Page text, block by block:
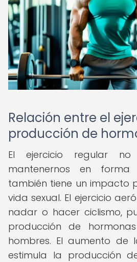
Relación entre el
producción de
El ejercicio regular
mantenernos en
también tiene un impacto
vida sexual. El ejercicio
nadar o hacer ciclismo,
producción de
hombres. El aumento de
estimula la producción